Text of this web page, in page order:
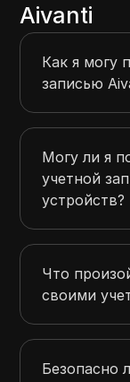
Aivanti
Как я могу
записью
Могу ли я
учетной
устройств?
Что
своими
Безопасно